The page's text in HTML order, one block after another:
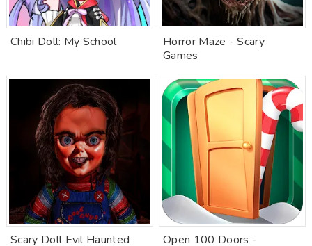
Chibi Doll: My School
Horror Maze - Scary
Games
Scary Doll Evil Haunted Open 100 Doors -